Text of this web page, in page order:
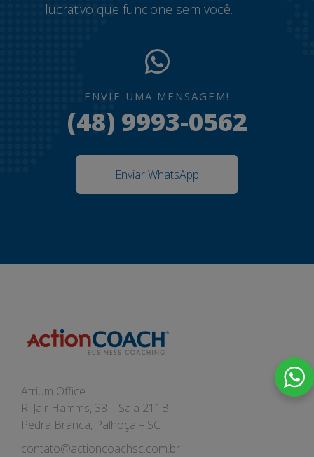
lucrativo que funcione sem você.
ENVIE UMA MENSAGEM!
(48) 9993-0562
Enviar WhatsApp
Atrium Office
R. Jair Hamms, 38 – Sala 211B
Pedra Branca, Palhoça – SC
contato@actioncoachsc.com.br